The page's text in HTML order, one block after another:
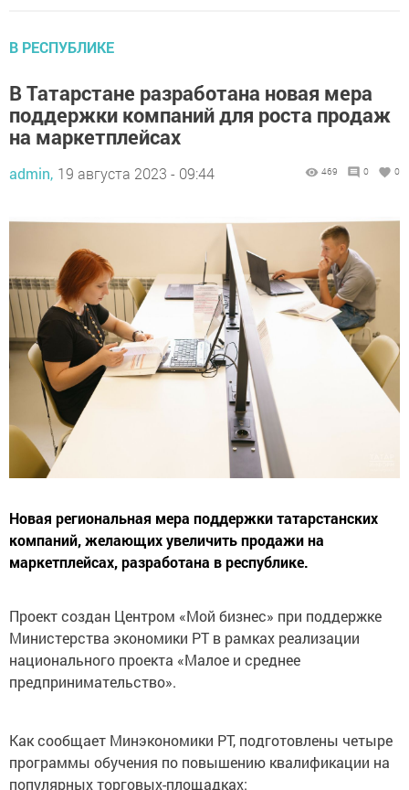
В РЕСПУБЛИКЕ
В Татарстане разработана новая мера
поддержки компаний для роста продаж
на маркетплейсах
admin, 19 августа 2023 - 09:44 469 0 0
Новая региональная мера поддержки татарстанских
компаний, желающих увеличить продажи на
маркетплейсах, разработана в республике.
Проект создан Центром «Мой бизнес» при поддержке
Министерства экономики РТ в рамках реализации
национального проекта «Малое и среднее
предпринимательство».
Как сообщает Минэкономики РТ, подготовлены четыре
программы обучения по повышению квалификации на
популярных торговых-площадках: